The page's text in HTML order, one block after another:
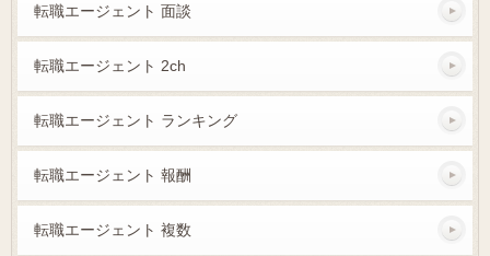
転職エージェント 面談
転職エージェント 2ch
転職エージェント ランキング
転職エージェント 報酬
転職エージェント 複数